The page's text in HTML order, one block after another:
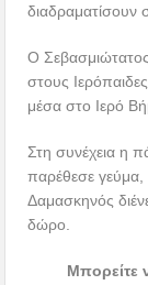
διαδραματίσουν
Ο Σεβασμιώτατος
στους
μέσα στο Ιερό
Στη συνέχεια η
παρέθεσε γεύμα,
Δαμασκηνός
δώρο.
Μπορείτε